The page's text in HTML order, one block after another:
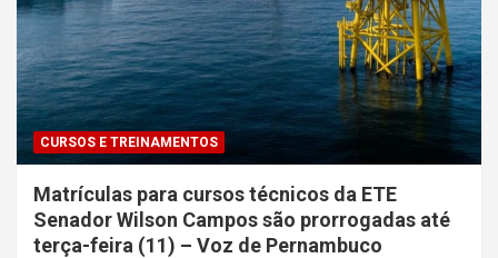
CURSOS E TREINAMENTOS
Matrículas para cursos técnicos da ETE
Senador Wilson Campos são prorrogadas até
terça-feira (11) – Voz de Pernambuco